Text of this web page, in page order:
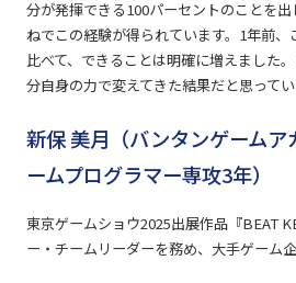
分が発揮できる100パーセントのことを
ねでこの経験が得られています。1年前、
比べて、できることは明確に増えました
分自身の力で変えてきた結果だと思ってい
新保 美月（バンタンゲームア
ームプログラマー専攻3年）
東京ゲームショウ2025出展作品『BEAT
ー・チームリーダーを務め、大手ゲーム